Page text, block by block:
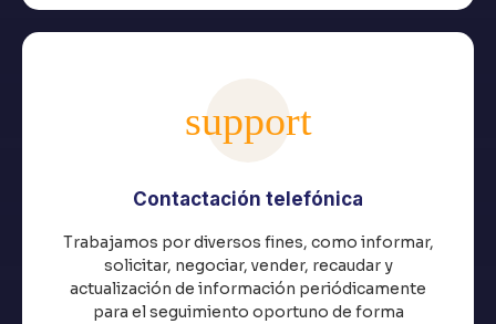
Contactación telefónica
Trabajamos por diversos fines, como informar,
solicitar, negociar, vender, recaudar y
actualización de información periódicamente
para el seguimiento oportuno de forma